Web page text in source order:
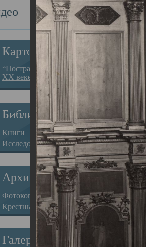
Картотека
“Пострадавшие за веру в
XX веке на Севере”
Библиотека
Книги
Исследования
Архив
Фотокопии дел
Крестные ходы
Галерея